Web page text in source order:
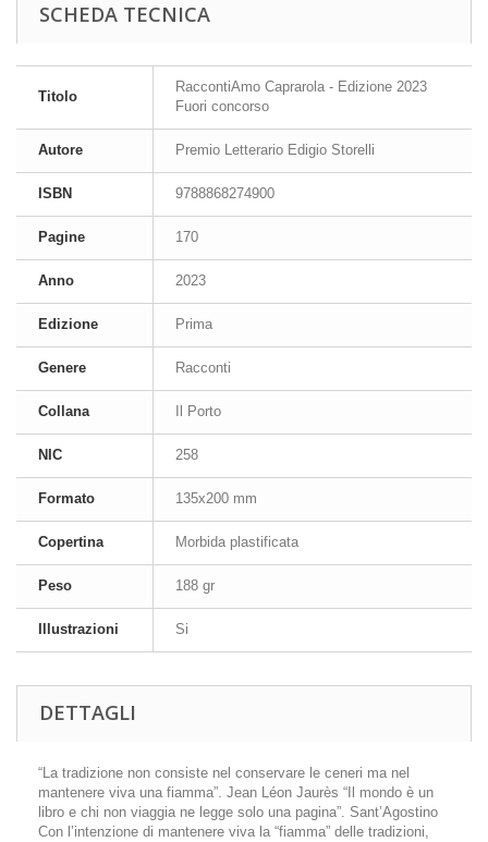
SCHEDA TECNICA
Titolo
RaccontiAmo Caprarola - Edizione 2023
Fuori concorso
Autore Premio Letterario Edigio Storelli
ISBN 9788868274900
Pagine 170
Anno 2023
Edizione Prima
Genere Racconti
Collana Il Porto
NIC 258
Formato 135x200 mm
Copertina Morbida plastificata
Peso 188 gr
Illustrazioni Si
DETTAGLI
“La tradizione non consiste nel conservare le ceneri ma nel
mantenere viva una fiamma”. Jean Léon Jaurès “Il mondo è un
libro e chi non viaggia ne legge solo una pagina”. Sant’Agostino
Con l’intenzione di mantenere viva la “fiamma” delle tradizioni,